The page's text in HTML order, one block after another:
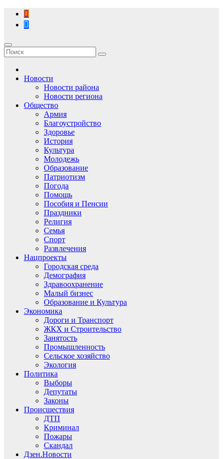
Перейти
содержимому
Новости
Новости района
Новости региона
Общество
Армия
Благоустройство
Здоровье
История
Культура
Молодежь
Образование
Патриотизм
Погода
Помощь
Пособия и Пенсии
Праздники
Религия
Семья
Спорт
Развлечения
Нацпроекты
Городская среда
Демография
Здравоохранение
Малый бизнес
Образование и Культура
Экономика
Дороги и Транспорт
ЖКХ и Строительство
Занятость
Промышленность
Сельское хозяйство
Экология
Политика
Выборы
Депутаты
Законы
Происшествия
ДТП
Криминал
Пожары
Скандал
Дзен.Новости